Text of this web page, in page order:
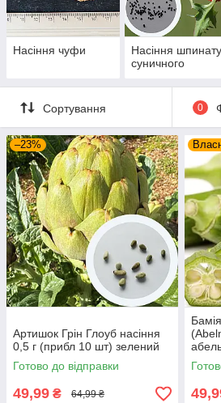
Насіння чуфи
Насіння шпинату
суничного
Сортування 0
–23%
Артишок Грін Глоуб насіння
0,5 г (прибл 10 шт) зелений
Готово до відправки
49,99 ₴ 64,99 ₴